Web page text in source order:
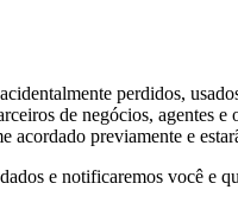
perdidos,
de negócios, agentes
acordado previamente e
e notificaremos você